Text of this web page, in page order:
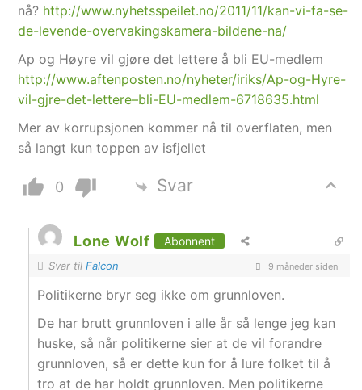
nå? http://www.nyhetsspeilet.no/2011/11/kan-vi-fa-se-
de-levende-overvakingskamera-bildene-na/
Ap og Høyre vil gjøre det lettere å bli EU-medlem
http://www.aftenposten.no/nyheter/iriks/Ap-og-Hyre-
vil-gjre-det-lettere–bli-EU-medlem-6718635.html
Mer av korrupsjonen kommer nå til overflaten, men
så langt kun toppen av isfjellet
0 Svar
Lone Wolf Abonnent
Svar tilFalcon 9 måneder siden
Politikerne bryr seg ikke om grunnloven.
De har brutt grunnloven i alle år så lenge jeg kan
huske, så når politikerne sier at de vil forandre
grunnloven, så er dette kun for å lure folket til å
tro at de har holdt grunnloven. Men politikerne